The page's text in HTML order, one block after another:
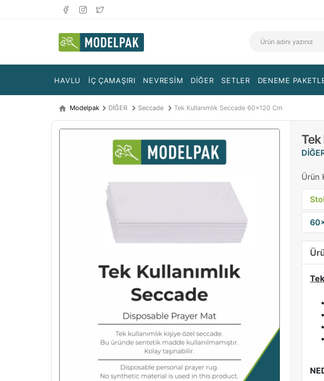
HAVLU İÇ ÇAMAŞIRI NEVRESİM DİĞER SETLER DENEME
Modelpak DİĞER Seccade Tek Kullanımlık Seccade 60x120 Cm
Tek
Ürün